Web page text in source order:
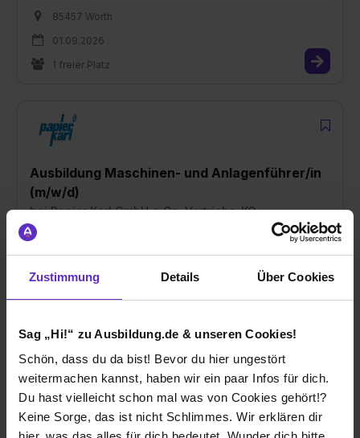
Zustimmung Details Über Cookies
Sag „Hi!“ zu Ausbildung.de & unseren Cookies!
Schön, dass du da bist! Bevor du hier ungestört
weitermachen kannst, haben wir ein paar Infos für dich.
Du hast vielleicht schon mal was von Cookies gehört!?
Keine Sorge, das ist nicht Schlimmes. Wir erklären dir
85457 Wörth
01.09.2026
1 freier Platz
Ausbildung Maschinen- und Anlagenführer/in
(m/w/d)
beiPapier Karl GmbH + Co. Vertriebs-KG
01.09.2026
Ausbildung Fachlagerist/in (m/w/d)
bei Papier Karl GmbH + Co. Vertriebs-KG